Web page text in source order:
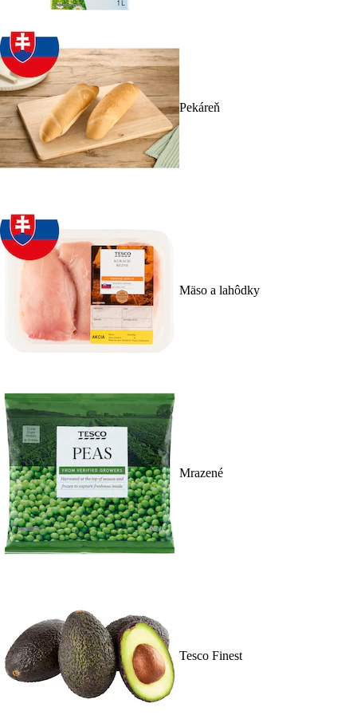
Pekáreň
Mäso a lahôdky
Mrazené
Tesco Finest